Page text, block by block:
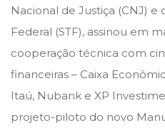
t
e
d
o
n
t
e
d
i
n
Nacional de Justiça (CNJ)
Federal (STF), assinou em
cooperação técnica com
financeiras – Caixa
Itaú, Nubank e XP
projeto-piloto do novo